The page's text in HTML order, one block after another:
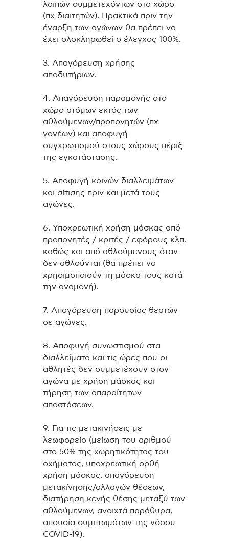
λοιπών συμμετεχόντων στο χώρο
(πχ διαιτητών). Πρακτικά πριν την
έναρξη των αγώνων θα πρέπει να
έχει ολοκληρωθεί ο έλεγχος 100%.
3. Απαγόρευση χρήσης
αποδυτήριων.
4. Απαγόρευση παραμονής στο
χώρο ατόμων εκτός των
αθλούμενων/προπονητών (πχ
γονέων) και αποφυγή
συγχρωτισμού στους χώρους πέριξ
της εγκατάστασης.
5. Αποφυγή κοινών διαλλειμάτων
και σίτισης πριν και μετά τους
αγώνες.
6. Υποχρεωτική χρήση μάσκας από
προπονητές / κριτές / εφόρους κλπ.
καθώς και από αθλούμενους όταν
δεν αθλούνται (θα πρέπει να
χρησιμοποιούν τη μάσκα τους κατά
την αναμονή).
7. Απαγόρευση παρουσίας θεατών
σε αγώνες.
8. Αποφυγή συνωστισμού στα
διαλλείματα και τις ώρες που οι
αθλητές δεν συμμετέχουν στον
αγώνα με χρήση μάσκας και
τήρηση των απαραίτητων
αποστάσεων.
9. Για τις μετακινήσεις με
λεωφορείο (μείωση του αριθμού
στο 50% της χωρητικότητας του
οχήματος, υποχρεωτική ορθή
χρήση μάσκας, απαγόρευση
μετακίνησης/αλλαγών θέσεων,
διατήρηση κενής θέσης μεταξύ των
αθλούμενων, ανοιχτά παράθυρα,
απουσία συμπτωμάτων της νόσου
COVID-19).